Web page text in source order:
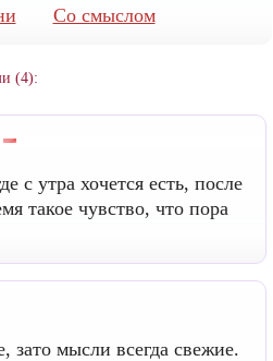
Со смыслом
(4):
с утра хочется есть, после
такое чувство, что пора
зато мысли всегда свежие.